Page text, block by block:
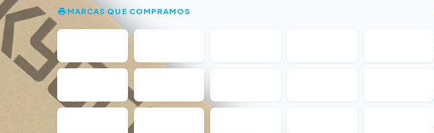
MARCAS QUE COMPRAMOS